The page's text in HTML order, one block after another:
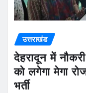
उत्तराखंड
देहरादून में
को लगेगा मेगा
भर्ती